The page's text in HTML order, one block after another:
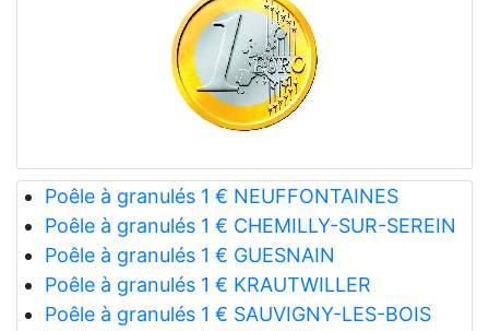
Poêle à granulés 1 € NEUFFONTAINES
Poêle à granulés 1 € CHEMILLY-SUR-SEREIN
Poêle à granulés 1 € GUESNAIN
Poêle à granulés 1 € KRAUTWILLER
Poêle à granulés 1 € SAUVIGNY-LES-BOIS